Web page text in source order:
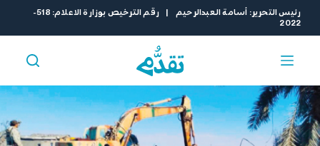
ل
و
ز
إ
رئيس التحرير: أسامة العبدالرحيم | رقم الترخيص بوزارة الاعلام: 518-
2022